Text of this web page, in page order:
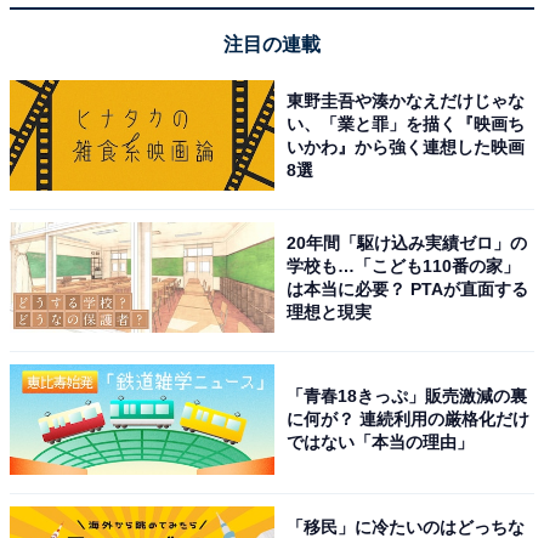
注目の連載
東野圭吾や湊かなえだけじゃな
い、「業と罪」を描く『映画ち
いかわ』から強く連想した映画
8選
20年間「駆け込み実績ゼロ」の
学校も…「こども110番の家」
は本当に必要？ PTAが直面する
理想と現実
「青春18きっぷ」販売激減の裏
に何が？ 連続利用の厳格化だけ
ではない「本当の理由」
「移民」に冷たいのはどっちな